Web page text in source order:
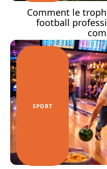
Comment le
football
SPORT